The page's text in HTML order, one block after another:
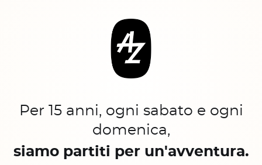
Per 15 anni, ogni sabato e ogni
domenica,
siamo partiti per un'avventura.